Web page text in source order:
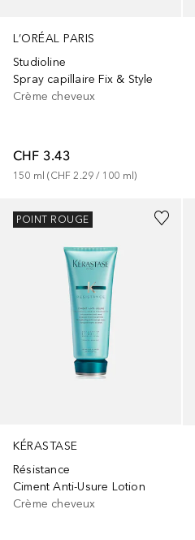
L’ORÉAL PARIS
Studioline
Spray capillaire Fix & Style
Crème cheveux
CHF 3.43
150 ml (CHF 2.29 / 100 ml)
KÉRASTASE
Résistance
Ciment Anti-Usure Lotion
Crème cheveux
POINT ROUGE